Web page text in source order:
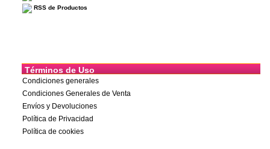
RSS de Productos
Términos de Uso
Condiciones generales
Condiciones Generales de Venta
Envíos y Devoluciones
Política de Privacidad
Política de cookies